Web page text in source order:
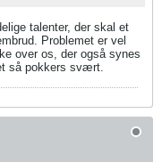
talenter, der skal et
Problemet er vel
over os, der også synes
så pokkers svært.